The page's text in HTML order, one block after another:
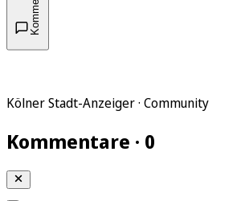
Kölner Stadt-Anzeiger · Community
Kommentare · 0